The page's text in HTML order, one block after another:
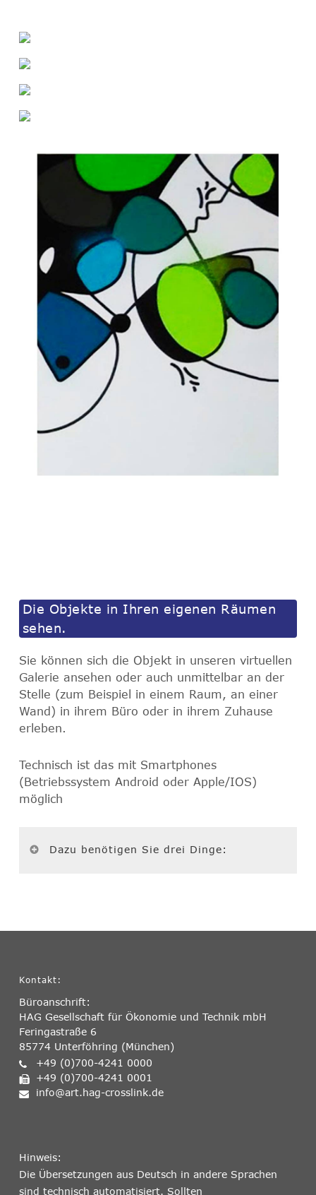
Die Objekte in Ihren eigenen Räumen
sehen.
Sie können sich die Objekt in unseren virtuellen
Galerie ansehen oder auch unmittelbar an der
Stelle (zum Beispiel in einem Raum, an einer
Wand) in ihrem Büro oder in ihrem Zuhause
erleben.
Technisch ist das mit Smartphones
(Betriebssystem Android oder Apple/IOS)
möglich
Dazu benötigen Sie drei Dinge:
Kontakt:
Büroanschrift:
HAG Gesellschaft für Ökonomie und Technik mbH
Feringastraße 6
85774 Unterföhring (München)
+49 (0)700-4241 0000
+49 (0)700-4241 0001
info@art.hag-crosslink.de
Hinweis:
Die Übersetzungen aus Deutsch in andere Sprachen
sind technisch automatisiert. Sollten